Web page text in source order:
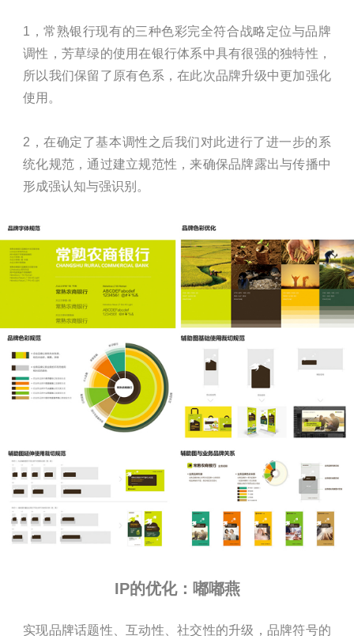
1，常熟银行现有的三种色彩完全符合战略定位与品牌
调性，芳草绿的使用在银行体系中具有很强的独特性，
所以我们保留了原有色系，在此次品牌升级中更加强化
使用。
2，在确定了基本调性之后我们对此进行了进一步的系
统化规范，通过建立规范性，来确保品牌露出与传播中
形成强认知与强识别。
IP的优化：嘟嘟燕
实现品牌话题性、互动性、社交性的升级，品牌符号的